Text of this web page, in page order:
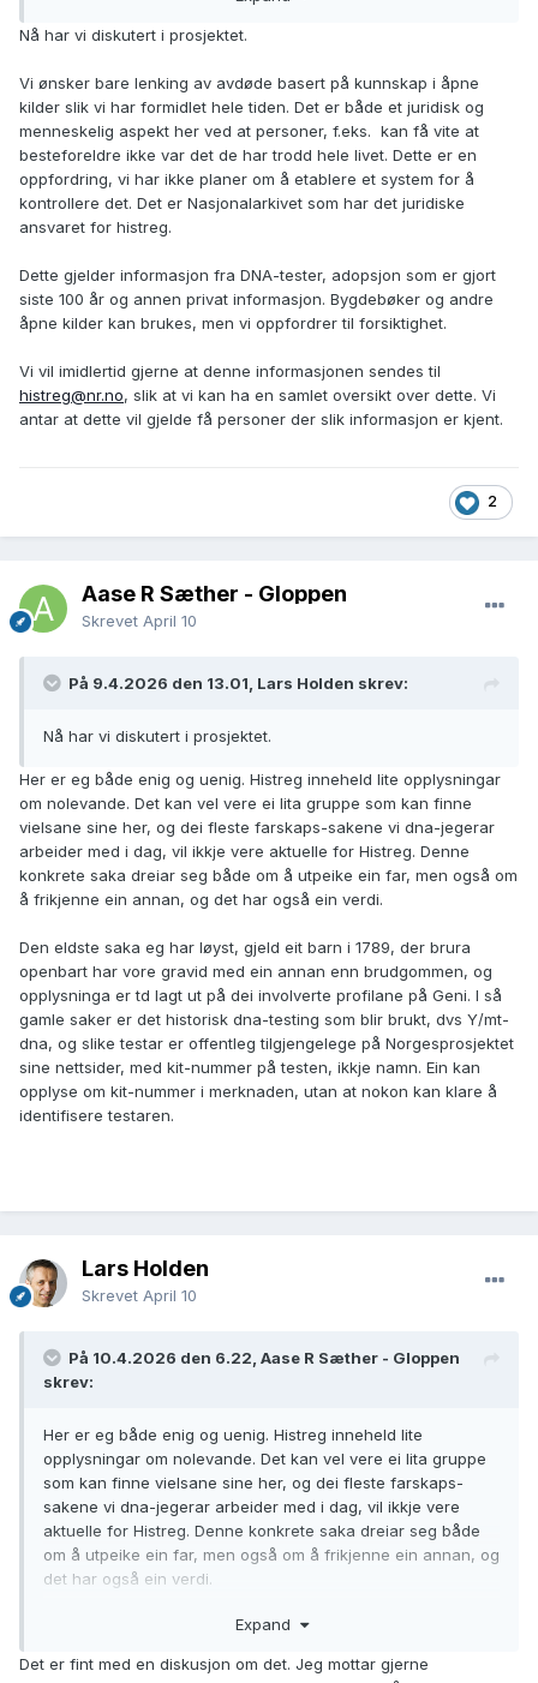
Ser nå i ettertid at også Lars Holden har lagt inn et svar. Mitt
person der jeg har lagt inn korrekt far funnet etter en DNA-
test.
Nå har vi diskutert i prosjektet.
Vi ønsker bare lenking av avdøde basert på kunnskap i åpne
kilder slik vi har formidlet hele tiden. Det er både et juridisk og
menneskelig aspekt her ved at personer, f.eks. kan få vite at
besteforeldre ikke var det de har trodd hele livet. Dette er en
oppfordring, vi har ikke planer om å etablere et system for å
kontrollere det. Det er Nasjonalarkivet som har det juridiske
ansvaret for histreg.
Dette gjelder informasjon fra DNA-tester, adopsjon som er gjort
siste 100 år og annen privat informasjon. Bygdebøker og andre
åpne kilder kan brukes, men vi oppfordrer til forsiktighet.
Vi vil imidlertid gjerne at denne informasjonen sendes til
histreg@nr.no, slik at vi kan ha en samlet oversikt over dette. Vi
antar at dette vil gjelde få personer der slik informasjon er kjent.
2
Aase R Sæther - Gloppen
Skrevet April 10
På 9.4.2026 den 13.01, Lars Holden skrev:
Nå har vi diskutert i prosjektet.
Her er eg både enig og uenig. Histreg inneheld lite opplysningar
om nolevande. Det kan vel vere ei lita gruppe som kan finne
vielsane sine her, og dei fleste farskaps-sakene vi dna-jegerar
arbeider med i dag, vil ikkje vere aktuelle for Histreg. Denne
konkrete saka dreiar seg både om å utpeike ein far, men også om
å frikjenne ein annan, og det har også ein verdi.
Den eldste saka eg har løyst, gjeld eit barn i 1789, der brura
openbart har vore gravid med ein annan enn brudgommen, og
opplysninga er td lagt ut på dei involverte profilane på Geni. I så
gamle saker er det historisk dna-testing som blir brukt, dvs Y/mt-
dna, og slike testar er offentleg tilgjengelege på Norgesprosjektet
sine nettsider, med kit-nummer på testen, ikkje namn. Ein kan
opplyse om kit-nummer i merknaden, utan at nokon kan klare å
identifisere testaren.
Lars Holden
Skrevet April 10
På 10.4.2026 den 6.22, Aase R Sæther - Gloppen
skrev:
Her er eg både enig og uenig. Histreg inneheld lite
opplysningar om nolevande. Det kan vel vere ei lita gruppe
som kan finne vielsane sine her, og dei fleste farskaps-
sakene vi dna-jegerar arbeider med i dag, vil ikkje vere
aktuelle for Histreg. Denne konkrete saka dreiar seg både
om å utpeike ein far, men også om å frikjenne ein annan, og
det har også ein verdi.
Den eldste saka eg har løyst, gjeld eit barn i 1789, der brura
og opplysninga er td lagt ut på dei involverte profilane på
Expand
Det er fint med en diskusjon om det. Jeg mottar gjerne